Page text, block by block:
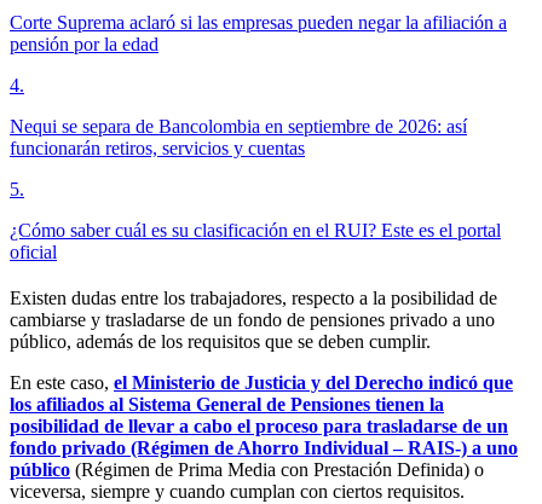
Corte Suprema aclaró si las empresas pueden negar la afiliación a
pensión por la edad
4.
Nequi se separa de Bancolombia en septiembre de 2026: así
funcionarán retiros, servicios y cuentas
5.
¿Cómo saber cuál es su clasificación en el RUI? Este es el portal
oficial
Existen dudas entre los trabajadores, respecto a la posibilidad de
cambiarse y trasladarse de un fondo de pensiones privado a uno
público, además de los requisitos que se deben cumplir.
En este caso, el Ministerio de Justicia y del Derecho indicó que
los afiliados al Sistema General de Pensiones tienen la
posibilidad de llevar a cabo el proceso para trasladarse de un
fondo privado (Régimen de Ahorro Individual – RAIS-) a uno
público (Régimen de Prima Media con Prestación Definida) o
viceversa, siempre y cuando cumplan con ciertos requisitos.